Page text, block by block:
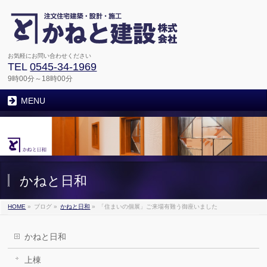
お気軽にお問い合わせください
TEL0545-34-1969
9時00分～18時00分
MENU
かねと日和
HOME » ブログ » かねと日和 » 「住まいの個展」ご来場有難う御座いました
かねと日和
上棟